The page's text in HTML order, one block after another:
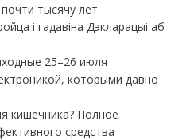
тысячу лет
і гадавіна Дэкларацыі аб
25–26 июля
которыми давно
кишечника? Полное
средства